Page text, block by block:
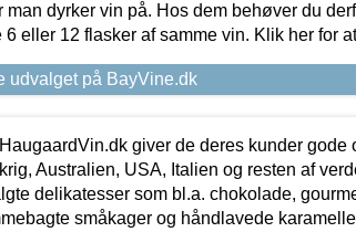
man dyrker vin på. Hos dem behøver du
6 eller 12 flasker af samme vin. Klik her for
udvalget på BayVine.dk
giver de deres kunder gode
Australien, USA, Italien og resten af
delikatesser som bl.a. chokolade,
småkager og håndlavede